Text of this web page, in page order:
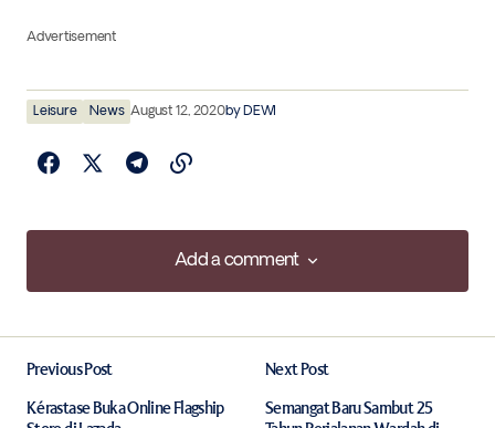
Advertisement
Leisure News August 12, 2020byDEWI
Add a comment
Add a comment
Required fields are marked*
Previous Post
Kérastase Buka Online Flagship
Next Post
Semangat Baru Sambut 25